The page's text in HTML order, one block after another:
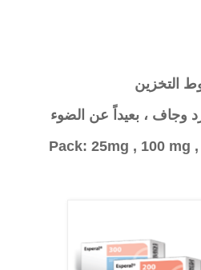
التخزين
وجاف ، بعيداً عن الضوء
Pack: 25mg , 100 mg